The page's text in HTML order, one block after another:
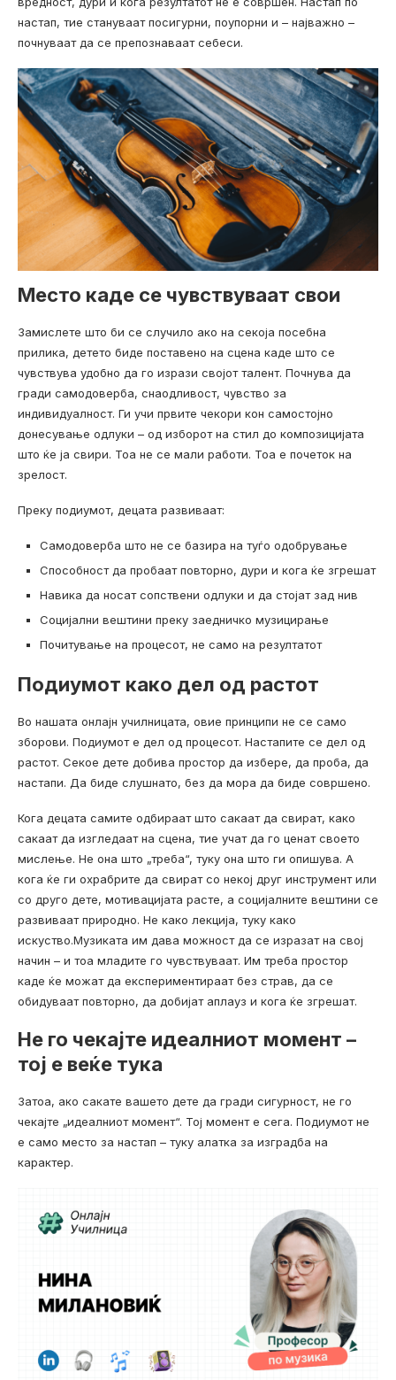
настап, тие стануваат посигурни, поупорни и – најважно –
почнуваат да се препознаваат себеси.
Место каде се чувствуваат свои
Замислете што би се случило ако на секоја посебна
прилика, детето биде поставено на сцена каде што се
чувствува удобно да го изрази својот талент. Почнува да
гради самодоверба, снаодливост, чувство за
индивидуалност. Ги учи првите чекори кон самостојно
донесување одлуки – од изборот на стил до композицијата
што ќе ја свири. Тоа не се мали работи. Тоа е почеток на
зрелост.
Преку подиумот, децата развиваат:
Самодоверба што не се базира на туѓо одобрување
Способност да пробаат повторно, дури и кога ќе згрешат
Навика да носат сопствени одлуки и да стојат зад нив
Социјални вештини преку заедничко музицирање
Почитување на процесот, не само на резултатот
Подиумот како дел од растот
Во нашата онлајн училницата, овие принципи не се само
зборови. Подиумот е дел од процесот. Настапите се дел од
растот. Секое дете добива простор да избере, да проба, да
настапи. Да биде слушнато, без да мора да биде совршено.
Кога децата самите одбираат што сакаат да свират, како
сакаат да изгледаат на сцена, тие учат да го ценат своето
мислење. Не она што „треба“, туку она што ги опишува. А
кога ќе ги охрабрите да свират со некој друг инструмент или
со друго дете, мотивацијата расте, а социјалните вештини се
развиваат природно. Не како лекција, туку како
искуство.Музиката им дава можност да се изразат на свој
начин – и тоа младите го чувствуваат. Им треба простор
каде ќе можат да експериментираат без страв, да се
обидуваат повторно, да добијат аплауз и кога ќе згрешат.
Не го чекајте идеалниот момент –
тој е веќе тука
Затоа, ако сакате вашето дете да гради сигурност, не го
чекајте „идеалниот момент“. Тој момент е сега. Подиумот не
е само место за настап – туку алатка за изградба на
карактер.